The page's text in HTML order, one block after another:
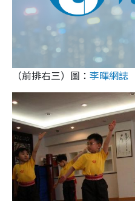
（前排右三）圖： 李暉網誌